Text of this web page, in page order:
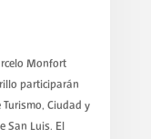
Monfort
participarán
Ciudad y
San Luis. El